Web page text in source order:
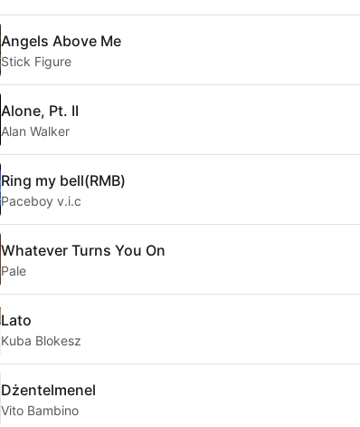
Angels Above Me
Stick Figure
Alone, Pt. II
Alan Walker
Ring my bell(RMB)
Paceboy v.i.c
Whatever Turns You On
Pale
Lato
Kuba Blokesz
Dżentelmenel
Vito Bambino